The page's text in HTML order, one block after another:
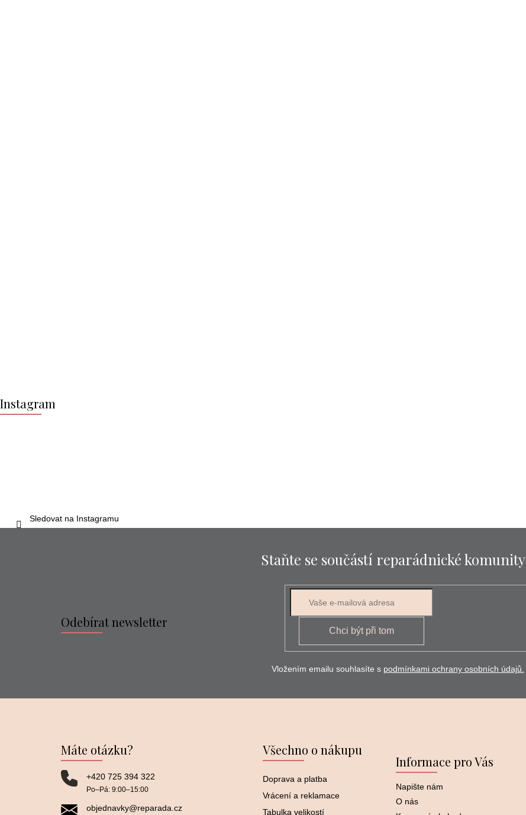
á
p
Instagram
Sledovat na Instagramu
Staňte se součástí reparádnické komunity
Odebírat newsletter
Chci být při tom
Vložením emailu souhlasíte s podmínkami ochrany osobních údajů.
Máte otázku?
+420 725 394 322
Po–⁠⁠⁠⁠⁠⁠Pá: 9:00–⁠⁠⁠⁠⁠⁠15:00
objednavky@reparada.cz
Všechno o nákupu
Doprava a platba
Vrácení a reklamace
Tabulka velikostí
Informace pro Vás
Napište nám
O nás